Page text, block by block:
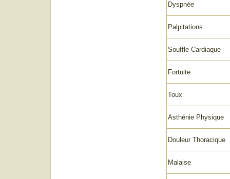
Dyspnée
Palpitations
Souffle Cardiaque
Fortuite
Toux
Asthénie Physique
Douleur Thoracique
Malaise